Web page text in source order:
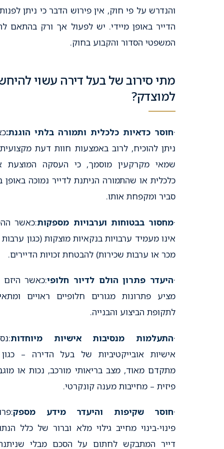
והנדרש על פי חוק, אין פירוש הדבר כי ניתן
הדייר באופן מיידי. יש לפעול אך ורק בהתאם
המשפטי הסדור והקבוע בחוק.
מתי סירוב של בעל דירה עשוי
למוצדק?
·חוסר כדאיות כלכלית ותמורה בלתי הוגנת:
ניתן להוכיח, לרוב באמצעות חוות דעת
שמאי מקרקעין מוסמך, כי העסקה המוצעת
כלכלית או שהתמורה הניתנת לדייר נמוכה באופן
סביר ומקפחת אותו.
·מחסור בבטוחות וערבויות מספקות:כאשר
אינו מעמיד ערבויות בנקאיות מוצקות (כגון
מכר או ערבות שכירות) להבטחת זכויות הדיירים.
·היעדר פתרון הולם לדיור חלופי:כאשר היזם
מציע פתרונות מגורים חלופיים ראויים
לתקופת הביצוע והבנייה.
·התעלמות מנסיבות אישיות מיוחדות
אישיות אובייקטיביות של בעל הדירה – כגון
מתקדם מאוד, מצב בריאותי מורכב, נכות או
פיזית – מחייבות מענה קונקרטי.
·חוסר שקיפות והיעדר מידע מספק
פינוי-בינוי מחייב גילוי מלא וברור של כלל
דייר המתבקש לחתום על הסכם מבלי